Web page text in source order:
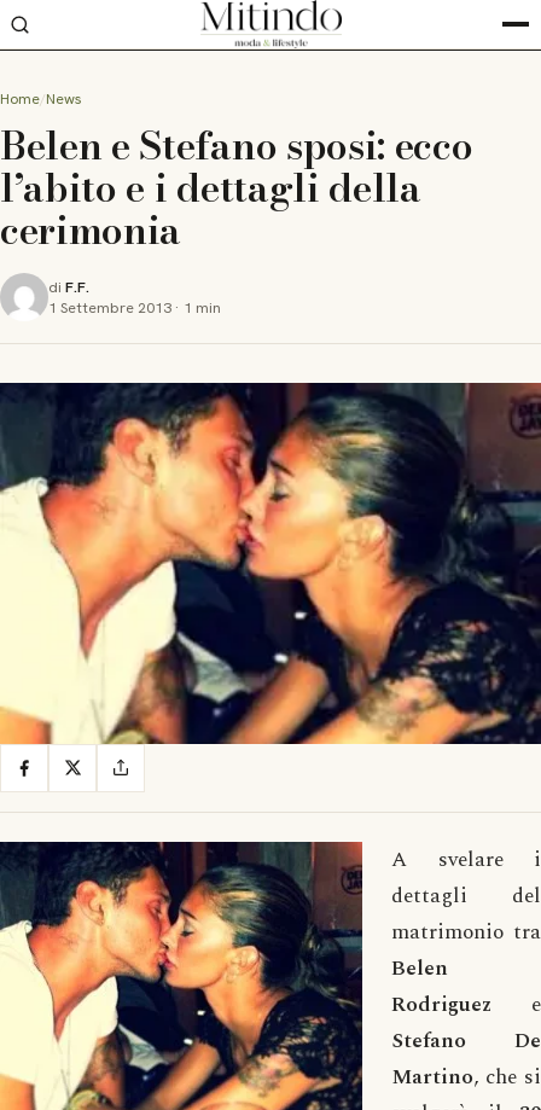
Home News
Belen e Stefano sposi: ecco
l’abito e i dettagli della
cerimonia
di F.F.
1 Settembre 2013 · 1 min
A svelare i
dettagli del
matrimonio tra
Belen
Rodriguez e
Stefano De
Martino, che si